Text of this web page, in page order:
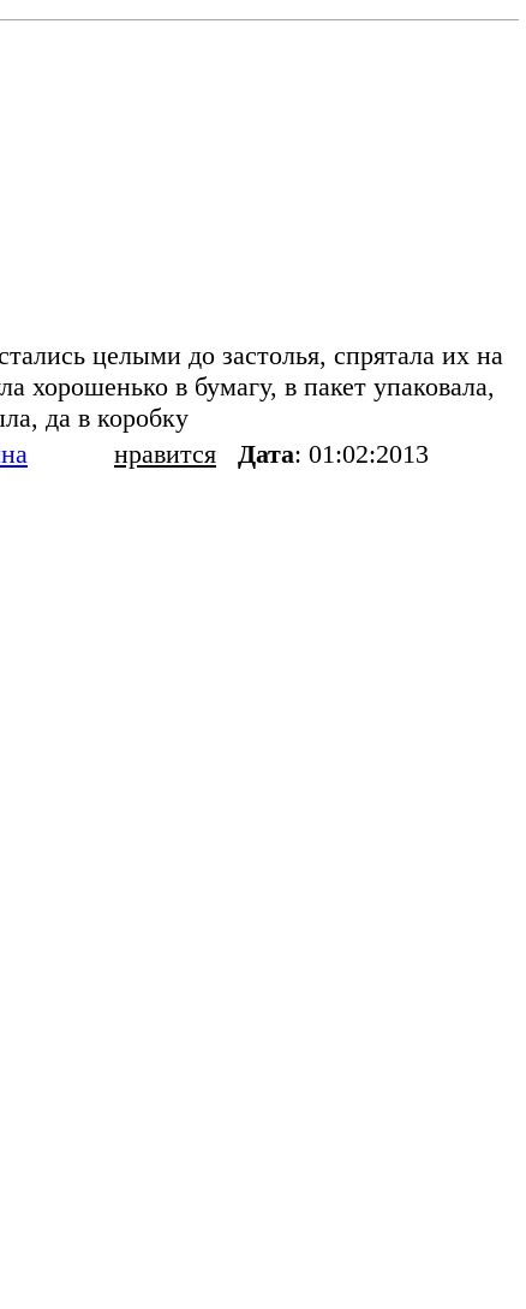
целыми до застолья, спрятала их на
хорошенько в бумагу, в пакет упаковала,
да в коробку
нравится Дата: 01:02:2013